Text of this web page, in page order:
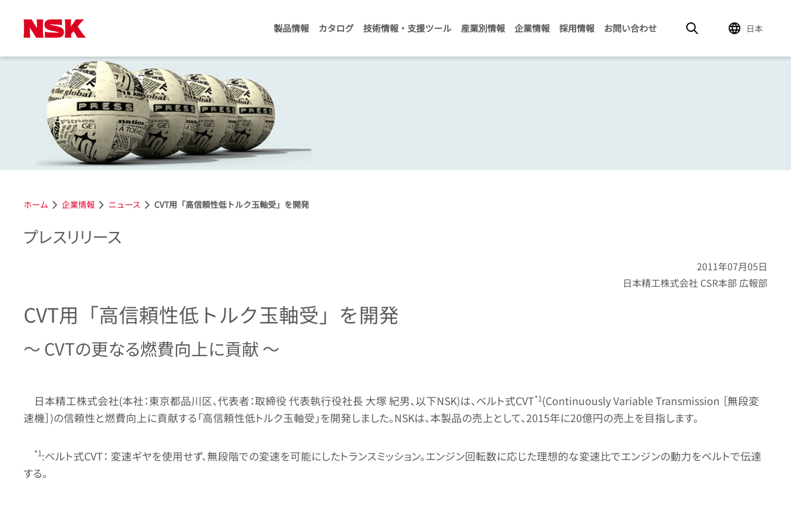
ホーム 企業情報 ニュース CVT用「高信頼性低トルク玉軸受」を開発
製品情報 カタログ 技術情報・支援ツール 産業別情報 企業情報 採用情報 お問い合わせ 日本
プレスリリース
2011年07月05日
日本精工株式会社 CSR本部 広報部
CVT用「高信頼性低トルク玉軸受」を開発
～ CVTの更なる燃費向上に貢献 ～
日本精工株式会社(本社：東京都品川区、代表者：取締役 代表執行役社長 大塚 紀男、以下NSK)は、ベルト式CVT*1(Continuously Variable Transmission ［無段変
速機］)の信頼性と燃費向上に貢献する「高信頼性低トルク玉軸受」を開発しました。NSKは、本製品の売上として、2015年に20億円の売上を目指します。
*1:ベルト式CVT： 変速ギヤを使用せず、無段階での変速を可能にしたトランスミッション。エンジン回転数に応じた理想的な変速比でエンジンの動力をベルトで伝達
する。